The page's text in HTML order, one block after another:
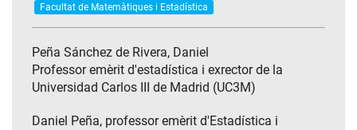
Facultat de Matemàtiques i Estadística
Peña Sánchez de Rivera, Daniel
Professor emèrit d'estadística i exrector de la
Universidad Carlos III de Madrid (UC3M)
Daniel Peña, professor emèrit d'Estadística i